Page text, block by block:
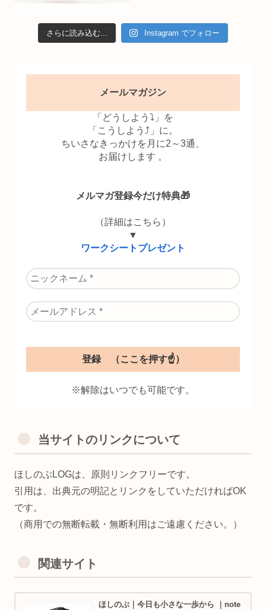
さらに読み込む... Instagram でフォロー
メールマガジン
「どうしよう⤵」を
「こうしよう⤴」に。
ちいさなきっかけを月に2～3通、
お届けします 。
メルマガ登録今だけ特典🎁
（詳細はこちら）
▼
ワークシートプレゼント
※解除はいつでも可能です。
当サイトのリンクについて
ほしのぶLOGは、原則リンクフリーです。
引用は、出典元の明記とリンクをしていただければOK
です。
（商用での無断転載・無断利用はご遠慮ください。）
関連サイト
ほしのぶ｜今日も小さな一歩から ｜note